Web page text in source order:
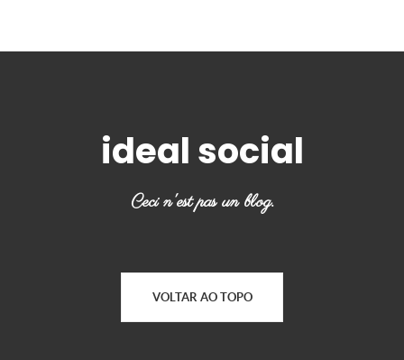
ideal social
Ceci n'est pas un blog.
VOLTAR AO TOPO